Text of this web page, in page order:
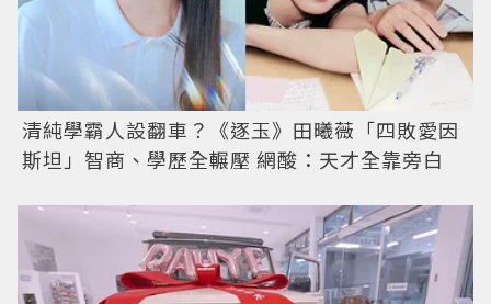
清純學霸人設翻車？《逐玉》田曦薇「四敗愛因
斯坦」智商、學歷全輾壓 網酸：天才全靠旁白